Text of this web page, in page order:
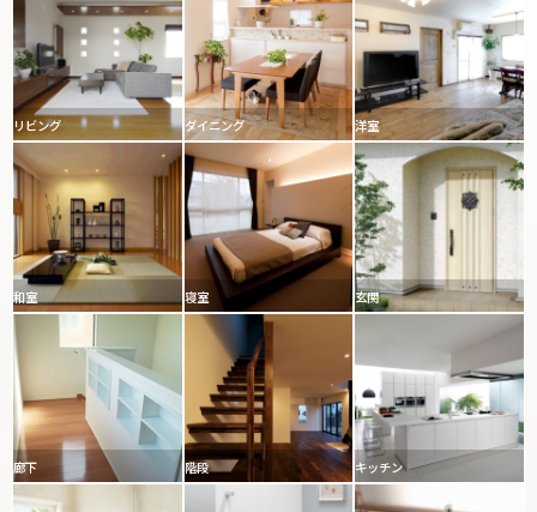
リビング ダイニング 洋室
和室 寝室 玄関
廊下 階段 キッチン